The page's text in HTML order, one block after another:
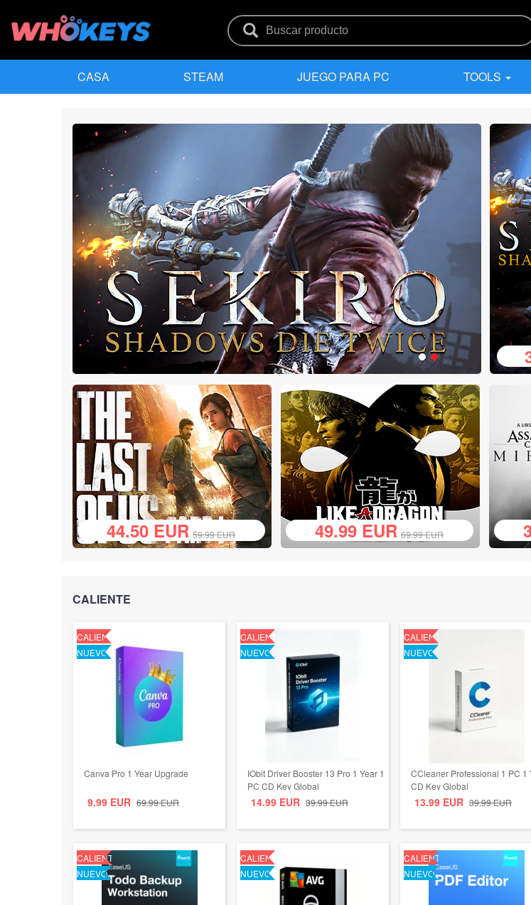
CASA STEAM JUEGO PARA PC TOOLS
44.50 EUR 59.99EUR 49.99 EUR 69.99EUR
CALIENTE
CALIENTE
NUEVO
Canva Pro 1 Year Upgrade
9.99 EUR 69.99EUR
CALIENTE
NUEVO
IObit Driver Booster 13 Pro 1 Year 1
PC CD Key Global
14.99 EUR 39.99EUR
CALIENTE
NUEVO
CCleaner Professional 1 PC 1
CD Key Global
13.99 EUR 39.99EUR
CALIENTE
NUEVO
CALIENTE
NUEVO
CALIENTE
NUEVO